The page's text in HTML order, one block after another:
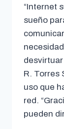
“Internet
sueño
desvirtuar
R. Torres
uso que
red.
pueden